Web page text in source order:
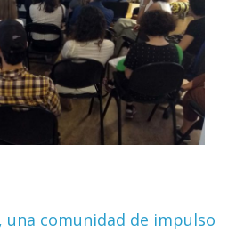
una comunidad de impulso